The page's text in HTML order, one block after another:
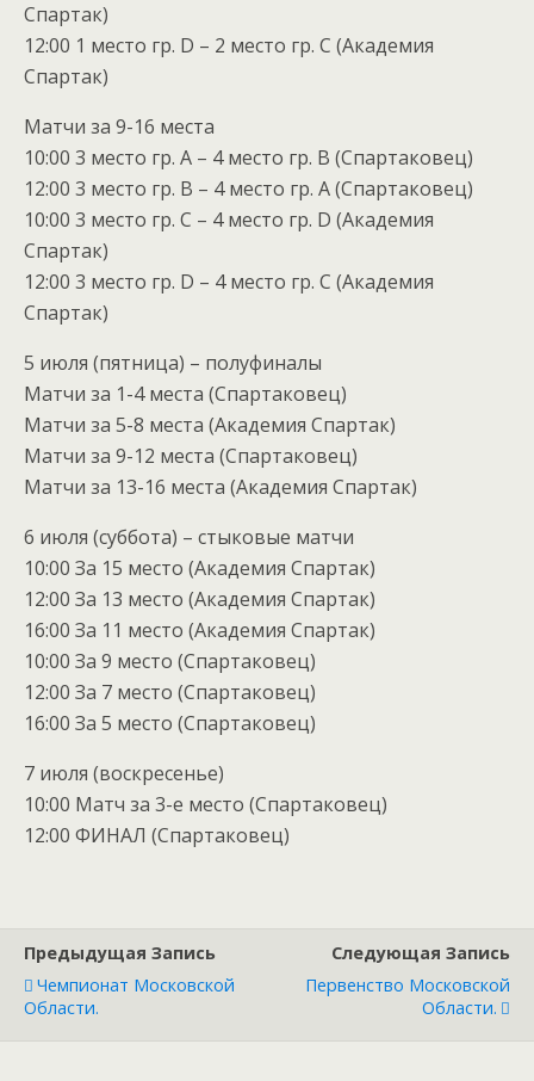
Спартак)
12:00 1 место гр. D – 2 место гр. С (Академия
Спартак)
Матчи за 9-16 места
10:00 3 место гр. А – 4 место гр. В (Спартаковец)
12:00 3 место гр. В – 4 место гр. А (Спартаковец)
10:00 3 место гр. С – 4 место гр. D (Академия
Спартак)
12:00 3 место гр. D – 4 место гр. С (Академия
Спартак)
5 июля (пятница) – полуфиналы
Матчи за 1-4 места (Спартаковец)
Матчи за 5-8 места (Академия Спартак)
Матчи за 9-12 места (Спартаковец)
Матчи за 13-16 места (Академия Спартак)
6 июля (суббота) – стыковые матчи
10:00 За 15 место (Академия Спартак)
12:00 За 13 место (Академия Спартак)
16:00 За 11 место (Академия Спартак)
10:00 За 9 место (Спартаковец)
12:00 За 7 место (Спартаковец)
16:00 За 5 место (Спартаковец)
7 июля (воскресенье)
10:00 Матч за 3-е место (Спартаковец)
12:00 ФИНАЛ (Спартаковец)
Предыдущая Запись
Чемпионат Московской
Области.
Следующая Запись
Первенство Московской
Области.